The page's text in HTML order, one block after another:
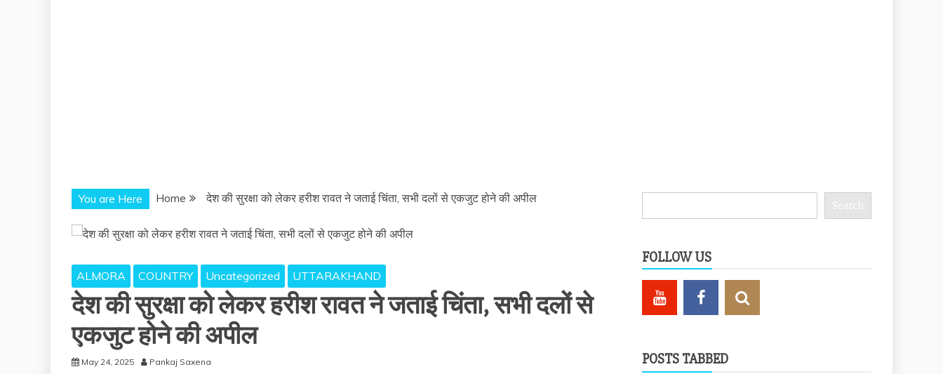
You are Here Home देश की सुरक्षा को लेकर हरीश रावत ने जताई चिंता, सभी दलों से एकजुट होने की अपील
ALMORA COUNTRY Uncategorized UTTARAKHAND
देश की सुरक्षा को लेकर हरीश रावत ने जताई चिंता, सभी दलों से
एकजुट होने की अपील
May 24, 2025 Pankaj Saxena
Search
FOLLOW US
POSTS TABBED